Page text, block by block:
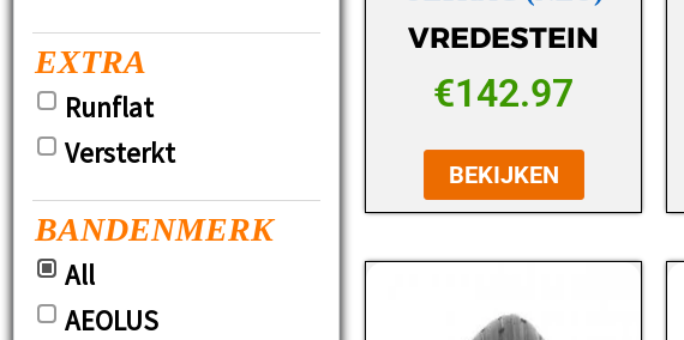
EXTRA
Runflat
Versterkt
BANDENMERK
All
AEOLUS
VREDESTEIN
€142.97
BEKIJKEN